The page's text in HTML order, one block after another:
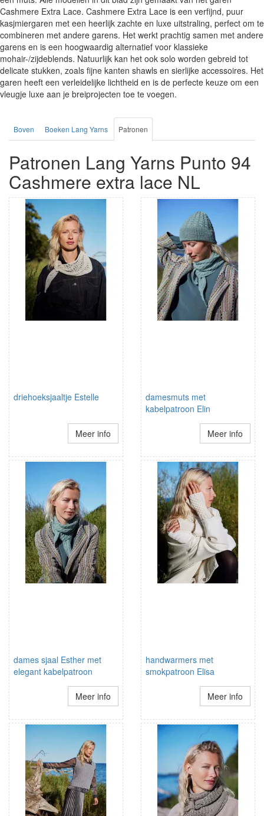
Cashmere Extra Lace. Cashmere Extra Lace is een verfijnd, puur
kasjmiergaren met een heerlijk zachte en luxe uitstraling, perfect om te
combineren met andere garens. Het werkt prachtig samen met andere
garens en is een hoogwaardig alternatief voor klassieke
mohair-/zijdeblends. Natuurlijk kan het ook solo worden gebreid tot
delicate stukken, zoals fijne kanten shawls en sierlijke accessoires. Het
garen heeft een verleidelijke lichtheid en is de perfecte keuze om een
vleugje luxe aan je breiprojecten toe te voegen.
Boven Boeken Lang Yarns Patronen
Patronen Lang Yarns Punto 94
Cashmere extra lace NL
driehoeksjaaltje Estelle
Meer info
damesmuts met
kabelpatroon Elin
Meer info
dames sjaal Esther met
elegant kabelpatroon
Meer info
handwarmers met
smokpatroon Elisa
Meer info